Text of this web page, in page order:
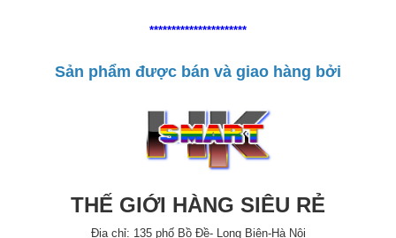
**********************
Sản phẩm được bán và giao hàng bởi
THẾ GIỚI HÀNG SIÊU RẺ
Địa chỉ: 135 phố Bồ Đề- Long Biên-Hà Nội